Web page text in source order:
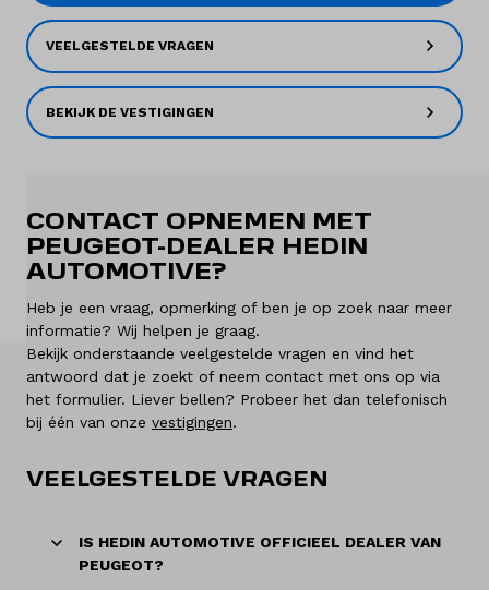
Merken
Diensten
Kennis & advies
Land
Nederland
Taal
Nederlands
VEELGESTELDE VRAGEN
BEKIJK DE VESTIGINGEN
CONTACT OPNEMEN MET
PEUGEOT-DEALER HEDIN
AUTOMOTIVE?
Heb je een vraag, opmerking of ben je op zoek naar meer
informatie? Wij helpen je graag.
Bekijk onderstaande veelgestelde vragen en vind het
antwoord dat je zoekt of neem contact met ons op via
het formulier. Liever bellen? Probeer het dan telefonisch
bij één van onze vestigingen.
VEELGESTELDE VRAGEN
IS HEDIN AUTOMOTIVE OFFICIEEL DEALER VAN
PEUGEOT?